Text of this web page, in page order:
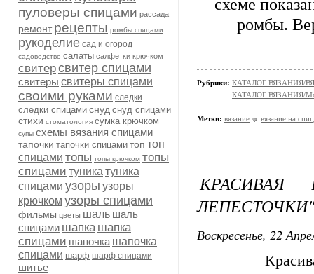
пуловеры спицами рассада
ремонт рецепты ромбы спицами
рукоделие сад и огород
садоводство салаты салфетки крючком
свитерсвитер спицами
свитеры свитеры спицами
своими руками следки
следки спицами снуд снуд спицами
стихи стоматология сумка крючком
супы схемы вязания спицами
тапочки тапочки спицами топ топ
спицами топы топы крючком топы
спицами туника туника
спицами узоры узоры
крючком узоры спицами
фильмы цветы шаль шаль
спицами шапка шапка
спицами шапочка шапочка
спицами шарф шарф спицами
шитье
схеме
ромбы.
Рубрики: КАТАЛОГ ВЯЗАНИЯ/
КАТАЛОГ ВЯЗАНИЯ/
Метки: вязание вязание на
КРАСИВАЯ
Воскресенье, 22